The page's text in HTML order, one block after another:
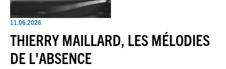
11.06.2026
THIERRY MAILLARD, LES MÉLODIES
DE L'ABSENCE